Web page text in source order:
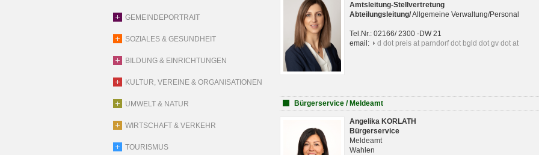
GEMEINDEPORTRAIT
SOZIALES & GESUNDHEIT
BILDUNG & EINRICHTUNGEN
KULTUR, VEREINE & ORGANISATIONEN
UMWELT & NATUR
WIRTSCHAFT & VERKEHR
TOURISMUS
Amtsleitung-Stellvertretung
Abteilungsleitung/Allgemeine Verwaltung/Personal
Tel.Nr.: 02166/ 2300 -DW 21
email:
d dot preis at parndorf dot bgld dot gv dot at
Bürgerservice / Meldeamt
Angelika KORLATH
Bürgerservice
Meldeamt
Wahlen